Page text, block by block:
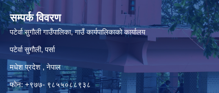
सम्पर्क विवरण
पटेर्वा सुगौली गाउँपालिका, गाउँ कार्यपालिकाको कार्यालय
पटेर्वा सुगौली, पर्सा
मधेश प्रदेश , नेपाल
फोन: +९७७- ९८५५०८८९३८